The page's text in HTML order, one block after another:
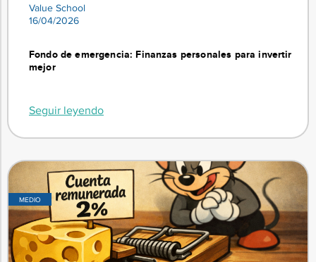
Value School
16/04/2026
Fondo de emergencia: Finanzas personales para invertir
mejor
Seguir leyendo
MEDIO